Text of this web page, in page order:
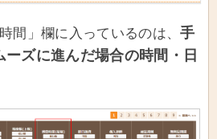
間」欄に入っているのは、手
ズに進んだ場合の時間・日